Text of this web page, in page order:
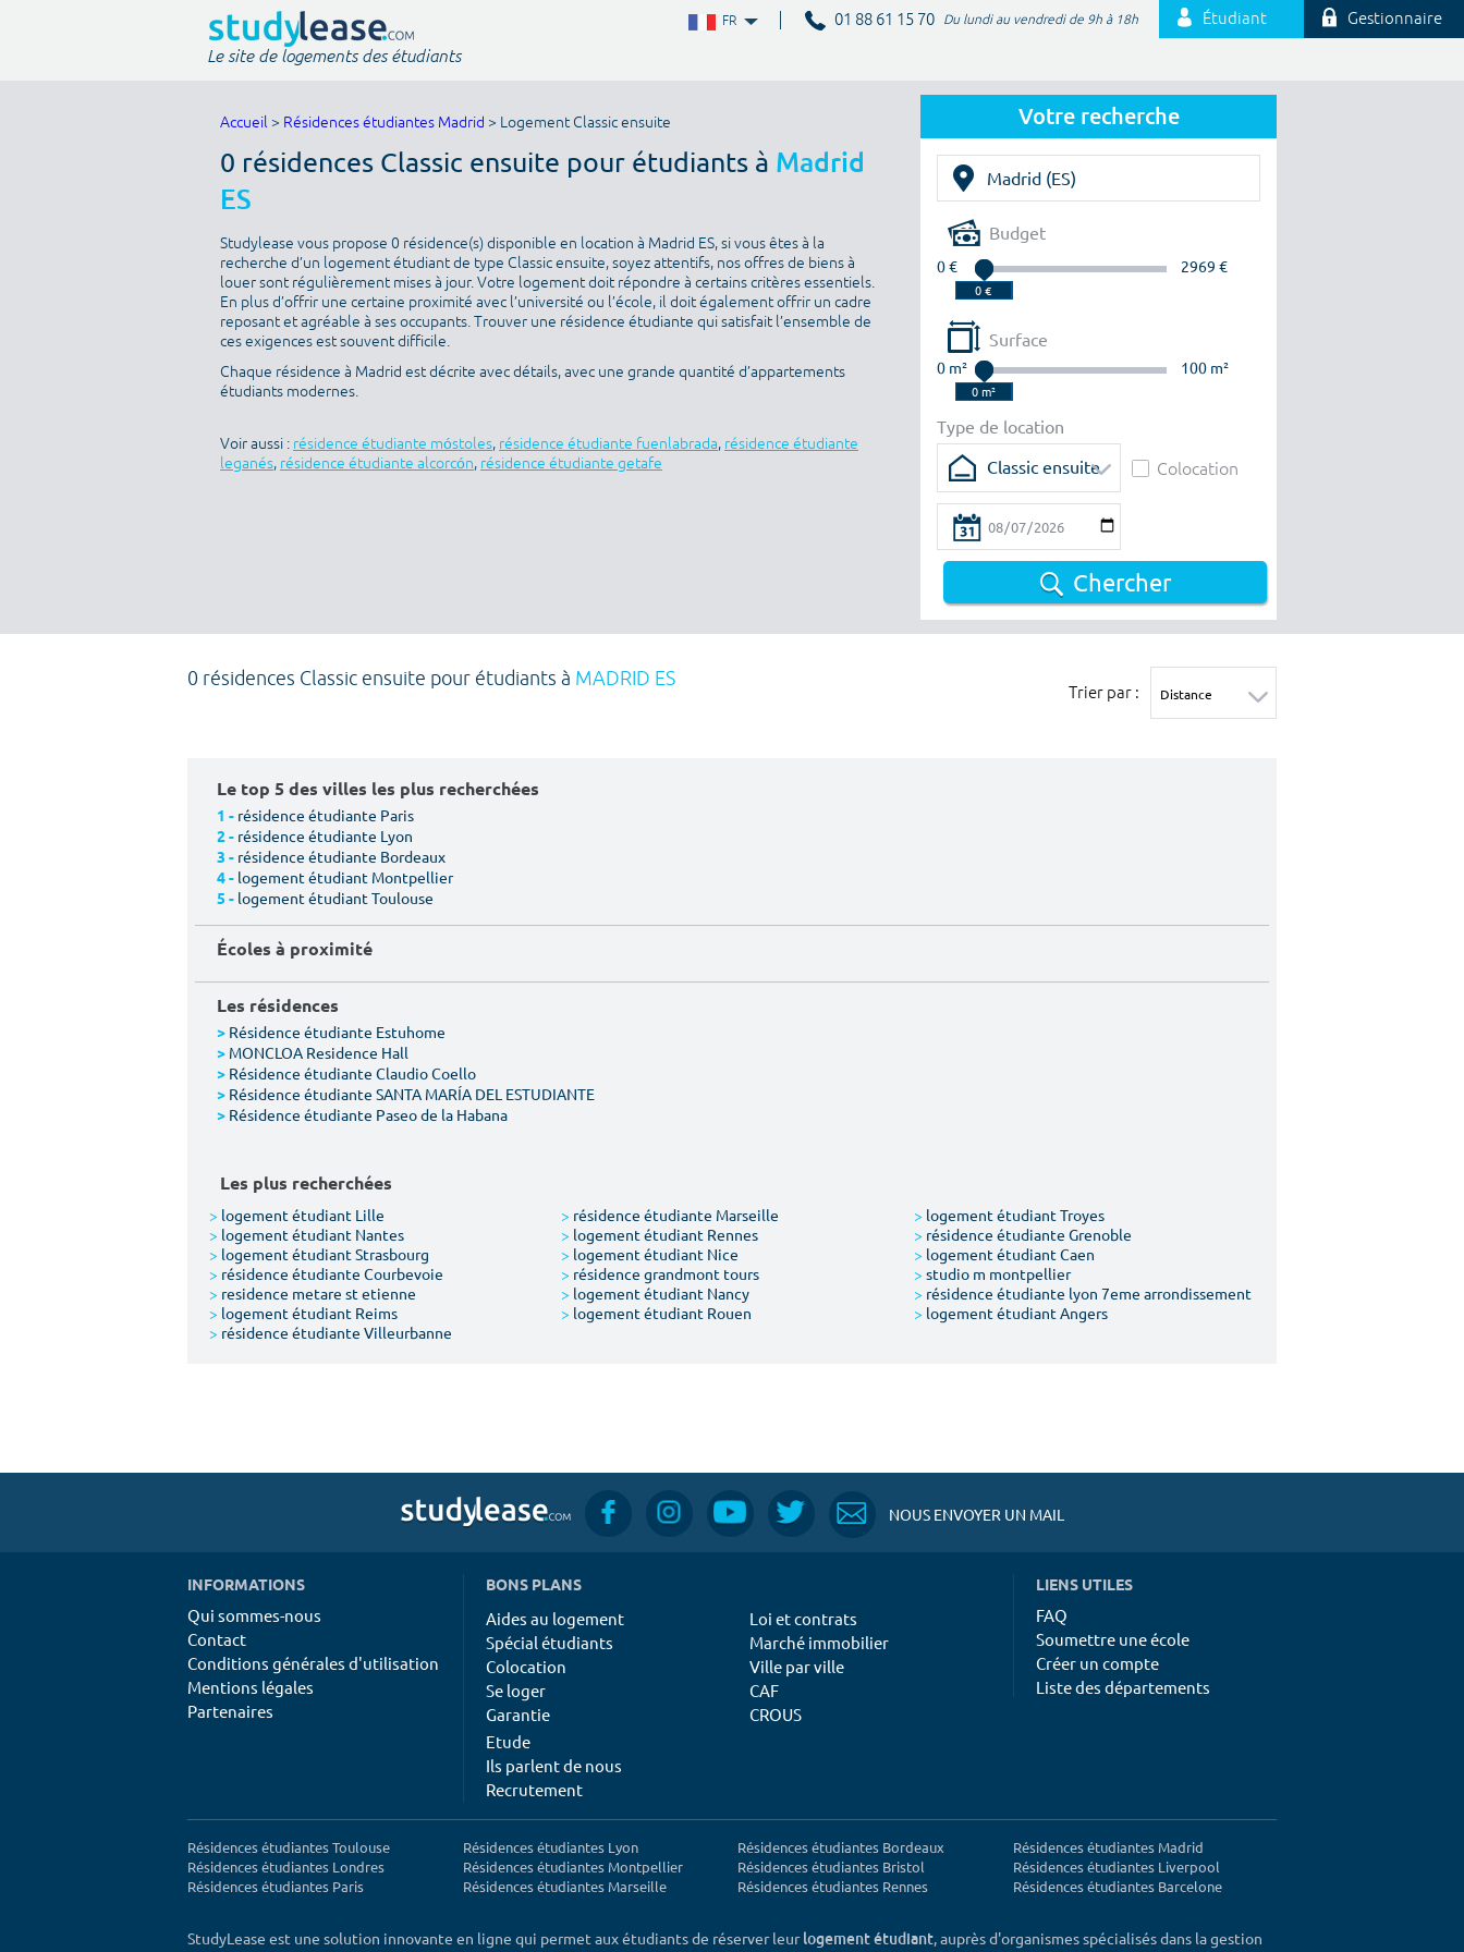
FR 01 88 61 15 70 Du lundi au vendredi de 9h à 18h Étudiant Gestionnaire
Le site de logements des étudiants
Votre recherche
Budget
0 € 2969 €
Surface
0 m² 100 m²
Type de location
Classic ensuite
Colocation
Chercher
Accueil > Résidences étudiantes Madrid > Logement Classic ensuite
0 résidences Classic ensuite pour étudiants à Madrid
ES
Studylease vous propose 0 résidence(s) disponible en location à Madrid ES, si vous êtes à la
recherche d’un logement étudiant de type Classic ensuite, soyez attentifs, nos offres de biens à
louer sont régulièrement mises à jour. Votre logement doit répondre à certains critères essentiels.
En plus d’offrir une certaine proximité avec l’université ou l’école, il doit également offrir un cadre
reposant et agréable à ses occupants. Trouver une résidence étudiante qui satisfait l’ensemble de
ces exigences est souvent difficile.
Chaque résidence à Madrid est décrite avec détails, avec une grande quantité d’appartements
étudiants modernes.
Voir aussi : résidence étudiante móstoles, résidence étudiante fuenlabrada, résidence étudiante
leganés, résidence étudiante alcorcón, résidence étudiante getafe
0 résidences Classic ensuite pour étudiants à MADRID ES
Trier par :
Le top 5 des villes les plus recherchées
1 - résidence étudiante Paris
2 - résidence étudiante Lyon
3 - résidence étudiante Bordeaux
4 - logement étudiant Montpellier
5 - logement étudiant Toulouse
Écoles à proximité
Les résidences
> Résidence étudiante Estuhome
> MONCLOA Residence Hall
> Résidence étudiante Claudio Coello
> Résidence étudiante SANTA MARÍA DEL ESTUDIANTE
> Résidence étudiante Paseo de la Habana
Les plus recherchées
> logement étudiant Lille > résidence étudiante Marseille > logement étudiant Troyes
> logement étudiant Nantes > logement étudiant Rennes > résidence étudiante Grenoble
> logement étudiant Strasbourg > logement étudiant Nice > logement étudiant Caen
> résidence étudiante Courbevoie > résidence grandmont tours > studio m montpellier
> residence metare st etienne > logement étudiant Nancy > résidence étudiante lyon 7eme arrondissement
> logement étudiant Reims > logement étudiant Rouen > logement étudiant Angers
> résidence étudiante Villeurbanne
NOUS ENVOYER UN MAIL
INFORMATIONS
Qui sommes-nous
Contact
Conditions générales d'utilisation
Mentions légales
Partenaires
BONS PLANS
Aides au logement
Spécial étudiants
Colocation
Se loger
Garantie
Loi et contrats
Marché immobilier
Ville par ville
CAF
CROUS
Etude
Ils parlent de nous
Recrutement
LIENS UTILES
FAQ
Soumettre une école
Créer un compte
Liste des départements
Résidences étudiantes Toulouse
Résidences étudiantes Londres
Résidences étudiantes Paris
Résidences étudiantes Lyon
Résidences étudiantes Montpellier
Résidences étudiantes Marseille
Résidences étudiantes Bordeaux
Résidences étudiantes Bristol
Résidences étudiantes Rennes
Résidences étudiantes Madrid
Résidences étudiantes Liverpool
Résidences étudiantes Barcelone
StudyLease est une solution innovante en ligne qui permet aux étudiants de réserver leurlogement étudiant, auprès d'organismes spécialisés dans la gestion